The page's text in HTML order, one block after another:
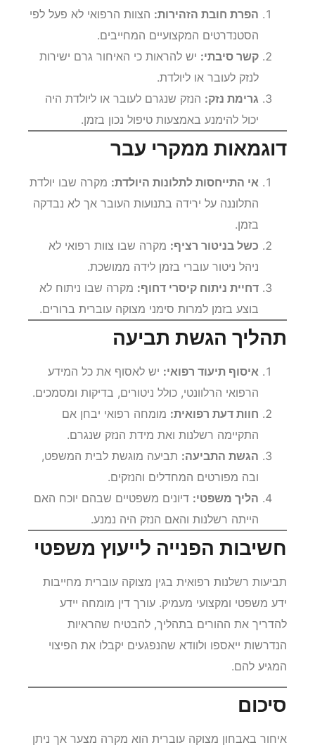
הפרת חובת הזהירות: הצוות הרפואי לא פעל לפי
הסטנדרטים המקצועיים המחייבים.
קשר סיבתי: יש להראות כי האיחור גרם ישירות
לנזק לעובר או ליולדת.
גרימת נזק: הנזק שנגרם לעובר או ליולדת היה
יכול להימנע באמצעות טיפול נכון בזמן.
דוגמאות ממקרי עבר
אי התייחסות לתלונות היולדת: מקרה שבו יולדת
התלוננה על ירידה בתנועות העובר אך לא נבדקה
בזמן.
כשל בניטור רציף: מקרה שבו צוות רפואי לא
ניהל ניטור עוברי בזמן לידה ממושכת.
דחיית ניתוח קיסרי דחוף: מקרה שבו ניתוח לא
בוצע בזמן למרות סימני מצוקה עוברית ברורים.
תהליך הגשת תביעה
איסוף תיעוד רפואי: יש לאסוף את כל המידע
הרפואי הרלוונטי, כולל ניטורים, בדיקות ומסמכים.
חוות דעת רפואית: מומחה רפואי יבחן אם
התקיימה רשלנות ואת מידת הנזק שנגרם.
הגשת התביעה: תביעה מוגשת לבית המשפט,
ובה מפורטים המחדלים והנזקים.
הליך משפטי: דיונים משפטיים שבהם יוכח האם
הייתה רשלנות והאם הנזק היה נמנע.
חשיבות הפנייה לייעוץ משפטי
תביעות רשלנות רפואית בגין מצוקה עוברית מחייבות
ידע משפטי ומקצועי מעמיק. עורך דין מומחה יידע
להדריך את ההורים בתהליך, להבטיח שהראיות
הנדרשות ייאספו ולוודא שהנפגעים יקבלו את הפיצוי
המגיע להם.
סיכום
איחור באבחון מצוקה עוברית הוא מקרה מצער אך ניתן